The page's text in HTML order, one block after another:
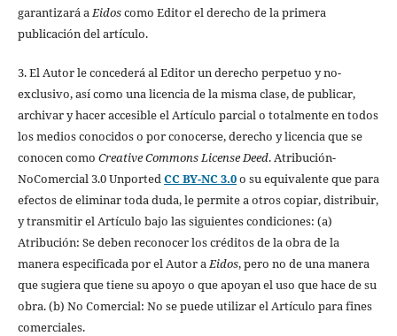
garantizará aEidoscomo Editor el derecho de la primera
publicación del artículo.
3. El Autor le concederá al Editor un derecho perpetuo y no-
exclusivo, así como una licencia de la misma clase, de publicar,
archivar y hacer accesible el Artículo parcial o totalmente en todos
los medios conocidos o por conocerse, derecho y licencia que se
conocen como Creative Commons License Deed. Atribución-
NoComercial 3.0 UnportedCC BY-NC 3.0o su equivalente que para
efectos de eliminar toda duda, le permite a otros copiar, distribuir,
y transmitir el Artículo bajo las siguientes condiciones: (a)
Atribución: Se deben reconocer los créditos de la obra de la
manera especificada por el Autor aEidos, pero no de una manera
que sugiera que tiene su apoyo o que apoyan el uso que hace de su
obra. (b) No Comercial: No se puede utilizar el Artículo para fines
comerciales.